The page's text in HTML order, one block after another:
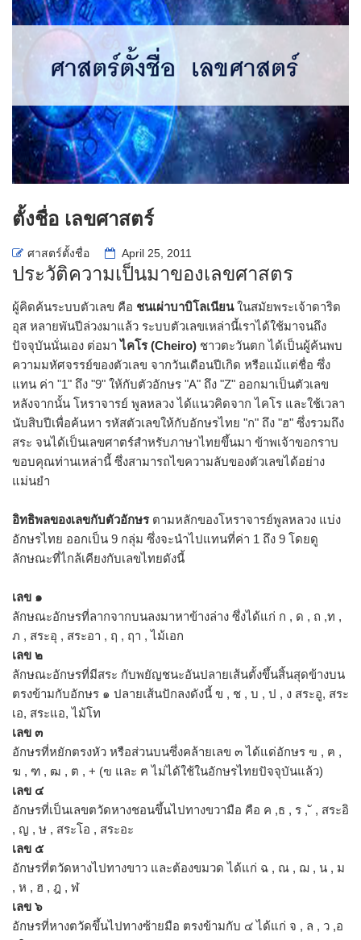
ตั้งชื่อ เลขศาสตร์
ศาสตร์ตั้งชื่อ April 25, 2011
ประวัติความเป็นมาของเลขศาสตร
ผู้คิดค้นระบบตัวเลข คือ ชนเผ่าบาบิโลเนียนในสมัยพระเจ้าดาริด
อุส หลายพันปีล่วงมาแล้ว ระบบตัวเลขเหล่านี้เราได้ใช้มาจนถึง
ปัจจุบันนั่นเอง ต่อมาไคโร (Cheiro) ชาวตะวันตก ได้เป็นผู้ค้นพบ
ความมหัศจรรย์ของตัวเลข จากวันเดือนปีเกิด หรือแม้แต่ชื่อ ซึ่ง
แทน ค่า "1" ถึง "9" ให้กับตัวอักษร "A" ถึง "Z" ออกมาเป็นตัวเลข
หลังจากนั้น โหราจารย์ พูลหลวง ได้แนวคิดจาก ไคโร และใช้เวลา
นับสิบปีเพื่อค้นหา รหัสตัวเลขให้กับอักษรไทย "ก" ถึง "ฮ" ซึ่งรวมถึง
สระ จนได้เป็นเลขศาตร์สำหรับภาษาไทยขึ้นมา ข้าพเจ้าขอกราบ
ขอบคุณท่านเหล่านี้ ซึ่งสามารถไขความลับของตัวเลขได้อย่าง
แม่นยำ
อิทธิพลของเลขกับตัวอักษรตามหลักของโหราจารย์พูลหลวง แบ่ง
อักษรไทย ออกเป็น 9 กลุ่ม ซึ่งจะนำไปแทนที่ค่า 1 ถึง 9 โดยดู
ลักษณะที่ไกล้เคียงกับเลขไทยดังนี้
เลข ๑
ลักษณะอักษรที่ลากจากบนลงมาหาข้างล่าง ซึ่งได้แก่ ก , ด , ถ ,ท ,
ภ , สระอุ , สระอา , ฤ , ฤา , ไม้เอก
เลข ๒
ลักษณะอักษรที่มีสระ กับพยัญชนะอันปลายเส้นตั้งขึ้นสิ้นสุดข้างบน
ตรงข้ามกับอักษร ๑ ปลายเส้นปักลงดังนี้ ข , ช , บ , ป , ง สระอู, สระ
เอ, สระแอ, ไม้โท
เลข ๓
อักษรที่หยักตรงหัว หรือส่วนบนซึ่งคล้ายเลข ๓ ได้แด่อักษร ฃ , ฅ ,
ฆ , ฑ , ฒ , ต , + (ฃ และ ฅ ไม่ได้ใช้ในอักษรไทยปัจจุบันแล้ว)
เลข ๔
อักษรที่เป็นเลขตวัดหางชอนขึ้นไปทางขวามือ คือ ค ,ธ , ร , ั , สระอิ
, ญ , ษ , สระโอ , สระอะ
เลข ๕
อักษรที่ตวัดหางไปทางขาว และต้องขมวด ได้แก่ ฉ , ณ , ฌ , น , ม
, ห , ฮ , ฎ , ฬ
เลข ๖
อักษรที่หางตวัดขึ้นไปทางซ้ายมือ ตรงข้ามกับ ๔ ได้แก่ จ , ล , ว ,อ